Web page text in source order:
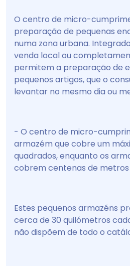
O centro de micro-
preparação de pequenas
numa zona urbana.
venda local ou
permitem a preparação de
pequenos artigos, que o
levantar no mesmo dia ou
- O centro de micro-
armazém que cobre um
quadrados, enquanto os
cobrem centenas de metros
Estes pequenos armazéns
cerca de 30 quilómetros
não dispõem de todo o